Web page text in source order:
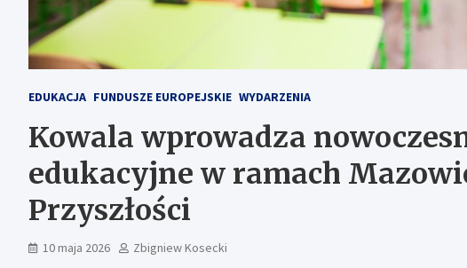
EDUKACJA FUNDUSZE EUROPEJSKIE WYDARZENIA
Kowala wprowadza
edukacyjne w ramach
Przyszłości
10 maja 2026 Zbigniew Kosecki